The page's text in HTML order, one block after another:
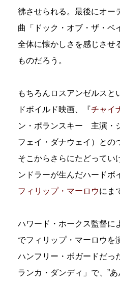
彿させられる。最後にオー
曲「ドック・オブ・ザ・ベ
全体に懐かしさを感じさせ
ものだろう。
もちろんロスアンゼルスと
ドボイルド映画、『チャイ
ン・ポランスキー 主演・
フェイ・ダナウェイ）との
そこからさらにたどってい
ンドラーが生んだハードボ
フィリップ・マーロウにま
ハワード・ホークス監督に
でフィリップ・マーロウを
ハンフリー・ボガードだっ
ランカ・ダンディ」で、”